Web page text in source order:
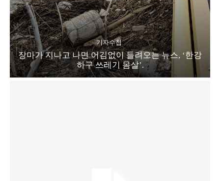
기자수첩
장마가 지나고 나면 어김없이 들려오는 뉴스, ‘한강
하구 쓰레기 몸살’.